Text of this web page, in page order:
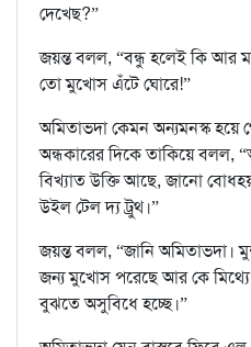
দেখেছ?”
জয়ন্ত বলল, “বন্ধু হলেই কি আর
তো মুখোস এঁটে ঘোরে!”
অমিতাভদা কেমন অন্যমনস্ক হয়ে
অন্ধকারের দিকে তাকিয়ে বলল,
বিখ্যাত উক্তি আছে, জানো
উইল টেল দ্য ট্রুথ।”
জয়ন্ত বলল, “জানি অমিতাভদা।
জন্য মুখোস পরেছে আর কে
বুঝতে অসুবিধে হচ্ছে।”